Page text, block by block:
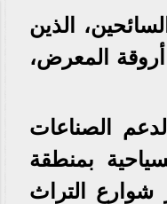
الذين
المعرض،
الصناعات
بمنطقة
شوارع التراث